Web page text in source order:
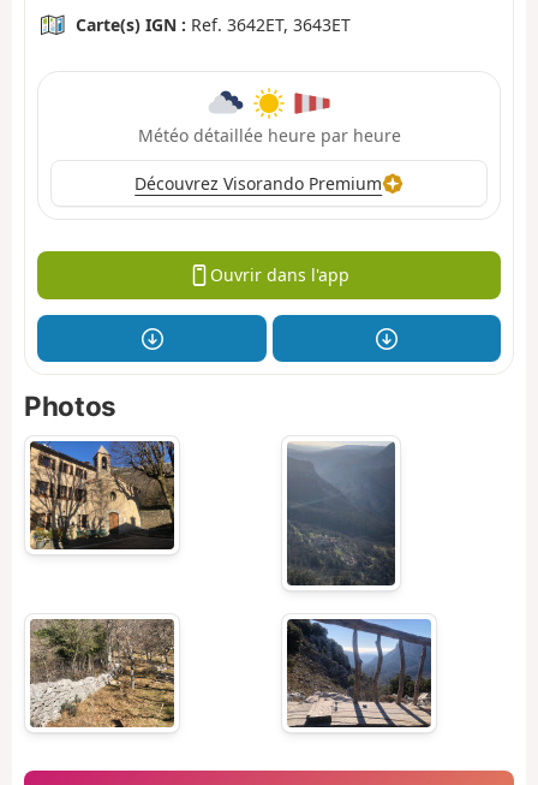
Carte(s) IGN : Ref. 3642ET, 3643ET
Météo détaillée heure par heure
Découvrez Visorando Premium
Ouvrir dans l'app
Photos